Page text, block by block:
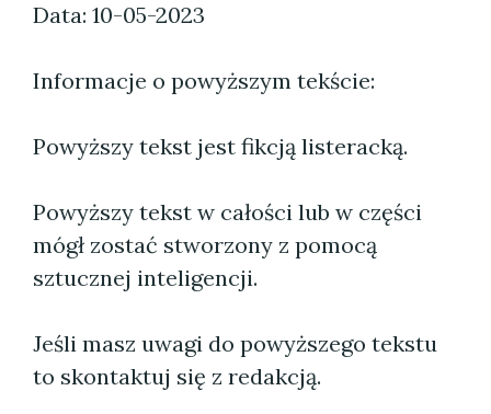
Data: 10-05-2023
Informacje o powyższym tekście:
Powyższy tekst jest fikcją listeracką.
Powyższy tekst w całości lub w części
mógł zostać stworzony z pomocą
sztucznej inteligencji.
Jeśli masz uwagi do powyższego tekstu
to skontaktuj się z redakcją.